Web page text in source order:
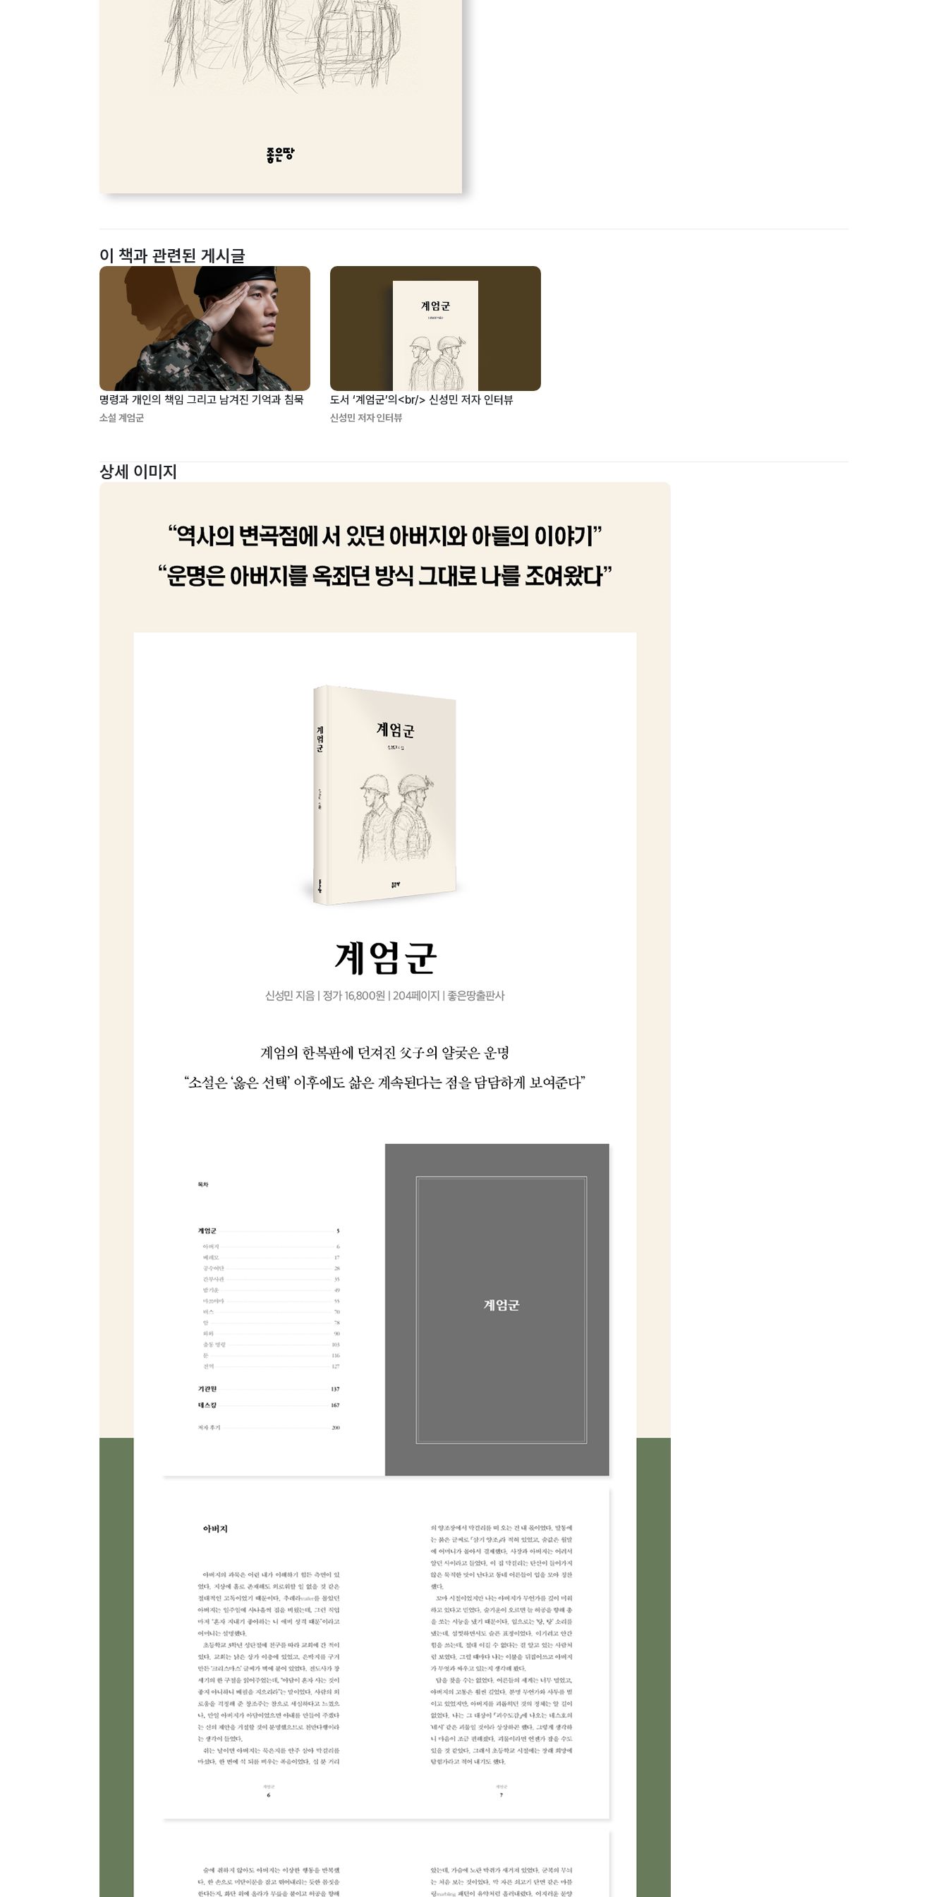
이 책과 관련된 게시글
명령과 개인의 책임 그리고 남겨진 기억과 침묵
소설 계엄군
도서 ‘계엄군’의<br/> 신성민 저자 인터뷰
신성민 저자 인터뷰
상세 이미지